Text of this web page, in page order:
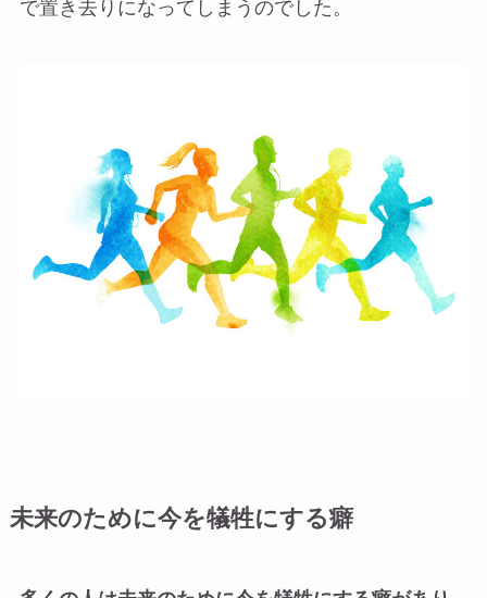
で置き去りになってしまうのでした。
未来のために今を犠牲にする癖